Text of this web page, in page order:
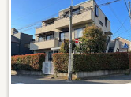
井草駅南店 約480ｍ